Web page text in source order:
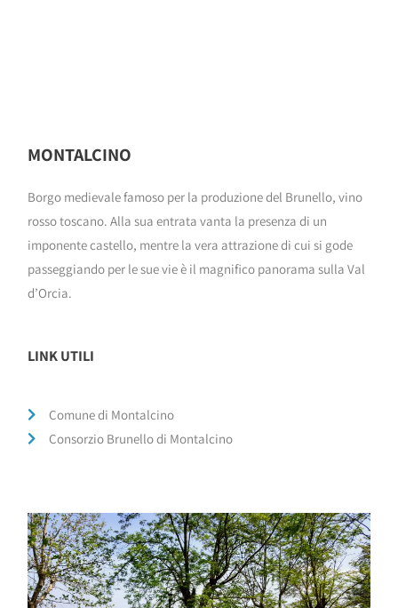
MONTALCINO
Borgo medievale famoso per la produzione del Brunello, vino
rosso toscano. Alla sua entrata vanta la presenza di un
imponente castello, mentre la vera attrazione di cui si gode
passeggiando per le sue vie è il magnifico panorama sulla Val
d’Orcia.
LINK UTILI
Comune di Montalcino
Consorzio Brunello di Montalcino